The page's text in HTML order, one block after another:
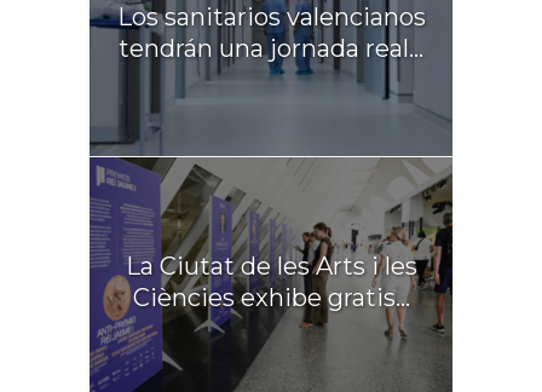
Los sanitarios valencianos
tendrán una jornada real...
La Ciutat de les Arts i les
Ciències exhibe gratis...